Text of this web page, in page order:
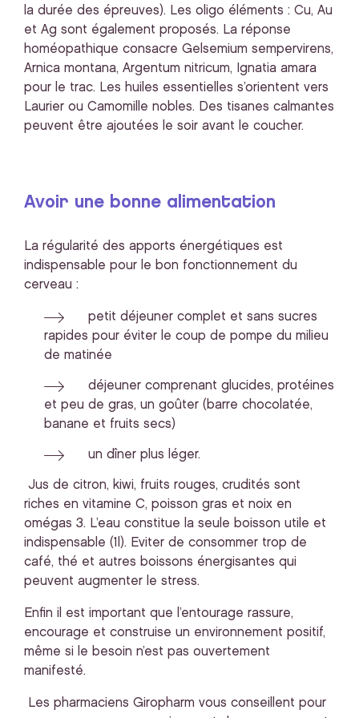
la durée des épreuves). Les oligo éléments : Cu, Au
et Ag sont également proposés. La réponse
homéopathique consacre Gelsemium sempervirens,
Arnica montana, Argentum nitricum, Ignatia amara
pour le trac. Les huiles essentielles s’orientent vers
Laurier ou Camomille nobles. Des tisanes calmantes
peuvent être ajoutées le soir avant le coucher.
Avoir une bonne alimentation
La régularité des apports énergétiques est
indispensable pour le bon fonctionnement du
cerveau :
petit déjeuner complet et sans sucres
rapides pour éviter le coup de pompe du milieu
de matinée
déjeuner comprenant glucides, protéines
et peu de gras, un goûter (barre chocolatée,
banane et fruits secs)
un dîner plus léger.
Jus de citron, kiwi, fruits rouges, crudités sont
riches en vitamine C, poisson gras et noix en
omégas 3. L’eau constitue la seule boisson utile et
indispensable (1l). Eviter de consommer trop de
café, thé et autres boissons énergisantes qui
peuvent augmenter le stress.
Enfin il est important que l’entourage rassure,
encourage et construise un environnement positif,
même si le besoin n’est pas ouvertement
manifesté.
Les pharmaciens Giropharm vous conseillent pour